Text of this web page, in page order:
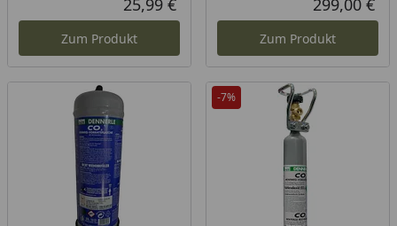
Aktueller Preis
25,99 €
Zum Produkt
299,00 €
Zum Produkt
-7%